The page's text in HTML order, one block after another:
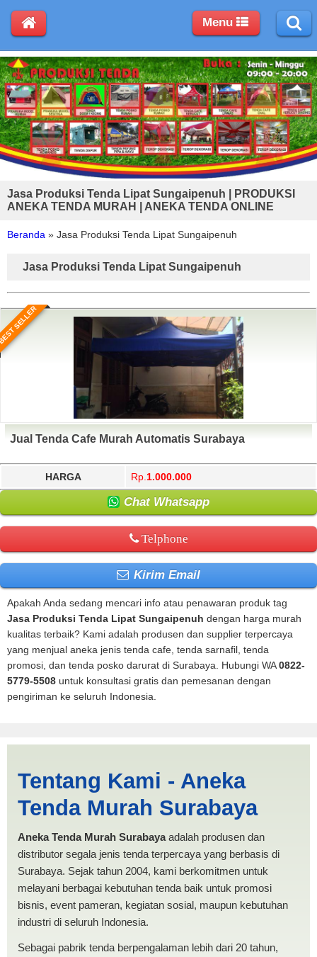
Jasa Produksi Tenda Lipat Sungaipenuh | PRODUKSI
ANEKA TENDA MURAH | ANEKA TENDA ONLINE
Beranda » Jasa Produksi Tenda Lipat Sungaipenuh
Jasa Produksi Tenda Lipat Sungaipenuh
SELLER
Jual Tenda Cafe Murah Automatis Surabaya
HARGA Rp. 1.000.000
Chat Whatsapp
Telphone
Kirim Email
Apakah Anda sedang mencari info atau penawaran produk tag
Jasa Produksi Tenda Lipat Sungaipenuh dengan harga murah
kualitas terbaik? Kami adalah produsen dan supplier terpercaya
yang menjual aneka jenis tenda cafe, tenda sarnafil, tenda
promosi, dan tenda posko darurat di Surabaya. Hubungi WA0822-
5779-5508 untuk konsultasi gratis dan pemesanan dengan
pengiriman ke seluruh Indonesia.
Sungaipenuh | PRODUKSI
ANEKA TENDA MURAH
Tentang Kami - Aneka
Tenda Murah Surabaya
Aneka Tenda Murah Surabayaadalah produsen dan
distributor segala jenis tenda terpercaya yang berbasis di
Surabaya. Sejak tahun 2004, kami berkomitmen untuk
melayani berbagai kebutuhan tenda baik untuk promosi
bisnis, event pameran, kegiatan sosial, maupun kebutuhan
industri di seluruh Indonesia.
Sebagai pabrik tenda berpengalaman lebih dari 20 tahun,
Menu